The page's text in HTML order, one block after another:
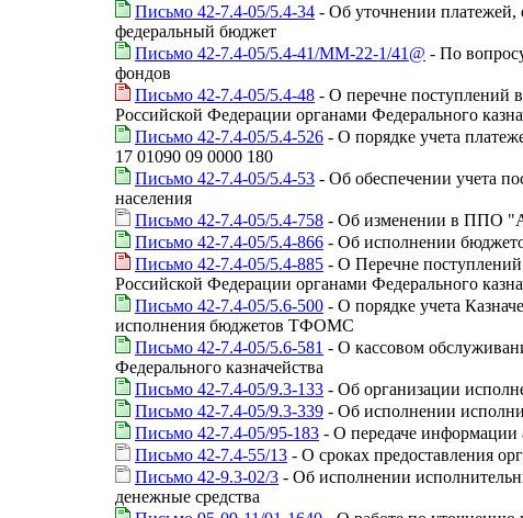
Письмо 42-7.4-05/5.4-34 - Об уточнении платежей,
федеральный бюджет
Письмо 42-7.4-05/5.4-41/ММ-22-1/41@ - По
фондов
Письмо 42-7.4-05/5.4-48 - О перечне поступлений
Российской Федерации органами Федерального
Письмо 42-7.4-05/5.4-526 - О порядке учета
17 01090 09 0000 180
Письмо 42-7.4-05/5.4-53 - Об обеспечении учета
населения
Письмо 42-7.4-05/5.4-758 - Об изменении в ППО
Письмо 42-7.4-05/5.4-866 - Об исполнении
Письмо 42-7.4-05/5.4-885 - О Перечне
Российской Федерации органами Федерального
Письмо 42-7.4-05/5.6-500 - О порядке учета
исполнения бюджетов ТФОМС
Письмо 42-7.4-05/5.6-581 - О кассовом
Федерального казначейства
Письмо 42-7.4-05/9.3-133 - Об организации
Письмо 42-7.4-05/9.3-339 - Об исполнении
Письмо 42-7.4-05/95-183 - О передаче информации
Письмо 42-7.4-55/13 - О сроках предоставления
Письмо 42-9.3-02/3 - Об исполнении
денежные средства